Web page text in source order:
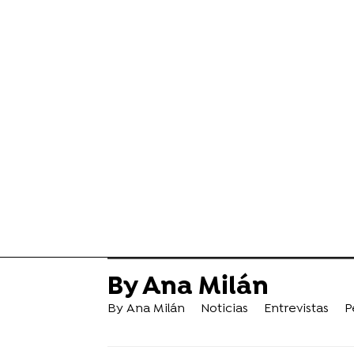
By Ana Milán
By Ana Milán Noticias Entrevistas